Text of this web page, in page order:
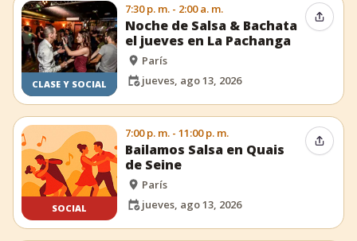
CLASE Y SOCIAL
7:30 p. m. - 2:00 a. m.
Noche de Salsa & Bachata
el jueves en La Pachanga
París
jueves, ago 13, 2026
SOCIAL
7:00 p. m. - 11:00 p. m.
Bailamos Salsa en Quais
de Seine
París
jueves, ago 13, 2026